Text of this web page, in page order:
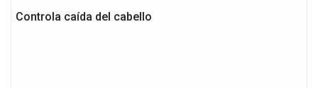
Controla caída del cabello